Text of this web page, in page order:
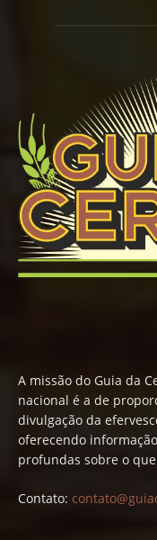
A missão do Guia da
nacional é a de
divulgação da
oferecendo
profundas sobre o
Contato: